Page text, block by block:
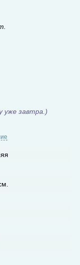
уже завтра.)